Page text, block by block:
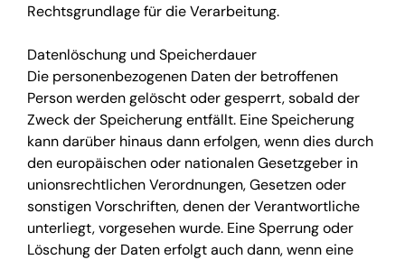
Rechtsgrundlage für die Verarbeitung.
Datenlöschung und Speicherdauer
Die personenbezogenen Daten der betroffenen
Person werden gelöscht oder gesperrt, sobald der
Zweck der Speicherung entfällt. Eine Speicherung
kann darüber hinaus dann erfolgen, wenn dies durch
den europäischen oder nationalen Gesetzgeber in
unionsrechtlichen Verordnungen, Gesetzen oder
sonstigen Vorschriften, denen der Verantwortliche
unterliegt, vorgesehen wurde. Eine Sperrung oder
Löschung der Daten erfolgt auch dann, wenn eine